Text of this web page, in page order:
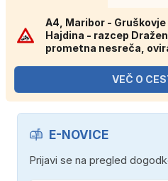
A4, Maribor -
Hajdina - razcep
prometna nesreča,
VEČ O
E-NOVICE
Prijavi se na pregled